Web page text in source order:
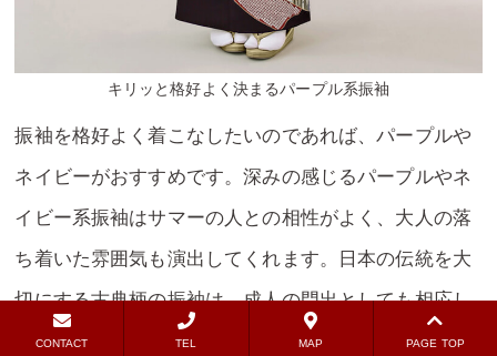
キリッと格好よく決まるパープル系振袖
振袖を格好よく着こなしたいのであれば、パープルや
ネイビーがおすすめです。深みの感じるパープルやネ
イビー系振袖はサマーの人との相性がよく、大人の落
ち着いた雰囲気も演出してくれます。日本の伝統を大
切にする古典柄の振袖は、成人の門出としても相応し
いデザインです。
CONTACT TEL MAP PAGE TOP